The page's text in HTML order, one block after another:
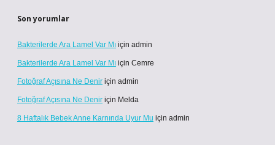
Son yorumlar
Bakterilerde Ara Lamel Var Mı için admin
Bakterilerde Ara Lamel Var Mı için Cemre
Fotoğraf Açısına Ne Denir için admin
Fotoğraf Açısına Ne Denir için Melda
8 Haftalık Bebek Anne Karnında Uyur Mu için admin